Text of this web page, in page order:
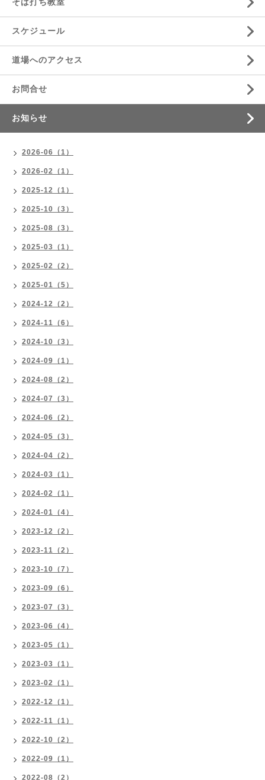
スケジュール
道場へのアクセス
お問合せ
お知らせ
2026-06（1）
2026-02（1）
2025-12（1）
2025-10（3）
2025-08（3）
2025-03（1）
2025-02（2）
2025-01（5）
2024-12（2）
2024-11（6）
2024-10（3）
2024-09（1）
2024-08（2）
2024-07（3）
2024-06（2）
2024-05（3）
2024-04（2）
2024-03（1）
2024-02（1）
2024-01（4）
2023-12（2）
2023-11（2）
2023-10（7）
2023-09（6）
2023-07（3）
2023-06（4）
2023-05（1）
2023-03（1）
2023-02（1）
2022-12（1）
2022-11（1）
2022-10（2）
2022-09（1）
2022-08（2）